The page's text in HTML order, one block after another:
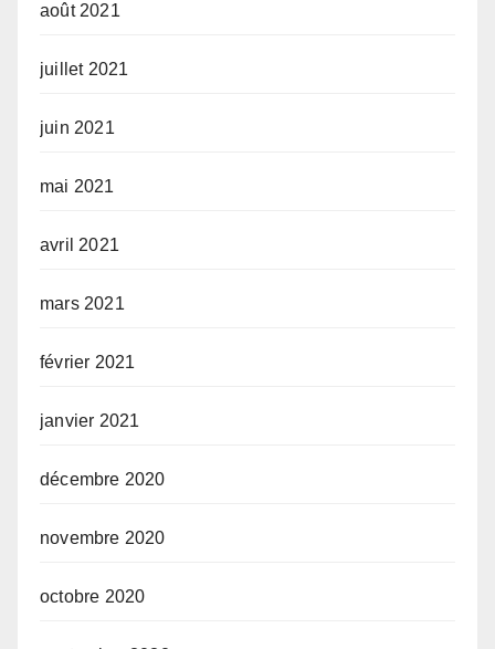
août 2021
juillet 2021
juin 2021
mai 2021
avril 2021
mars 2021
février 2021
janvier 2021
décembre 2020
novembre 2020
octobre 2020